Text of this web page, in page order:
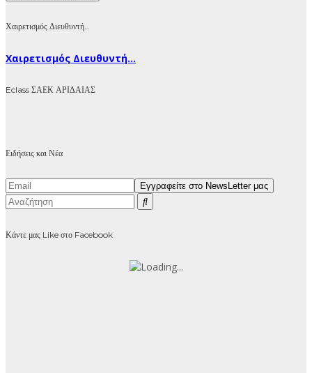
Χαιρετισμός Διευθυντή…
Χαιρετισμός Διευθυντή...
Eclass ΣΑΕΚ ΑΡΙΔΑΙΑΣ
Ειδήσεις και Νέα
Κάντε μας Like στο Facebook